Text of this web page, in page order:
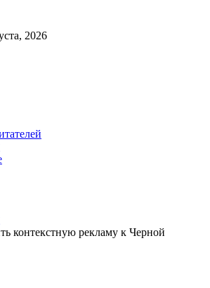
2026
контекстную рекламу к Черной